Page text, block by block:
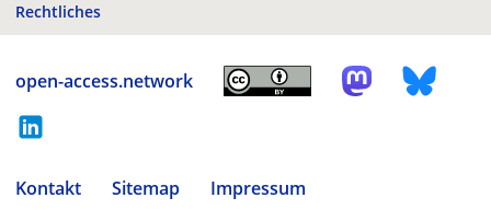
Rechtliches
open-access.network
Kontakt Sitemap
Impressum